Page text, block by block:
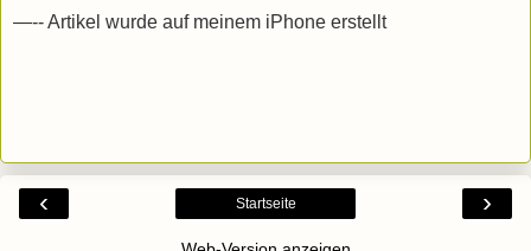
—-- Artikel wurde auf meinem iPhone erstellt
‹ ›
Startseite